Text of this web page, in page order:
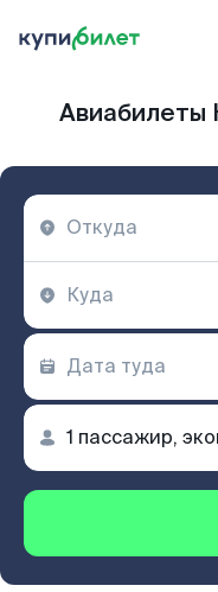
Авиабилеты